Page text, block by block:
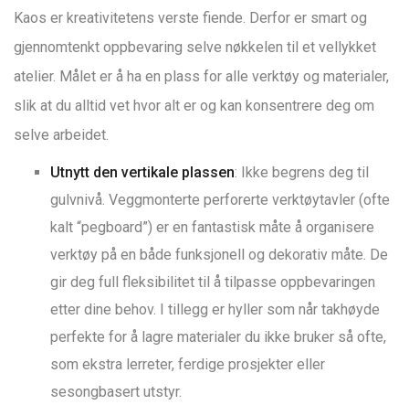
Kaos er kreativitetens verste fiende. Derfor er smart og
gjennomtenkt oppbevaring selve nøkkelen til et vellykket
atelier. Målet er å ha en plass for alle verktøy og materialer,
slik at du alltid vet hvor alt er og kan konsentrere deg om
selve arbeidet.
Utnytt den vertikale plassen: Ikke begrens deg til
gulvnivå. Veggmonterte perforerte verktøytavler (ofte
kalt “pegboard”) er en fantastisk måte å organisere
verktøy på en både funksjonell og dekorativ måte. De
gir deg full fleksibilitet til å tilpasse oppbevaringen
etter dine behov. I tillegg er hyller som når takhøyde
perfekte for å lagre materialer du ikke bruker så ofte,
som ekstra lerreter, ferdige prosjekter eller
sesongbasert utstyr.